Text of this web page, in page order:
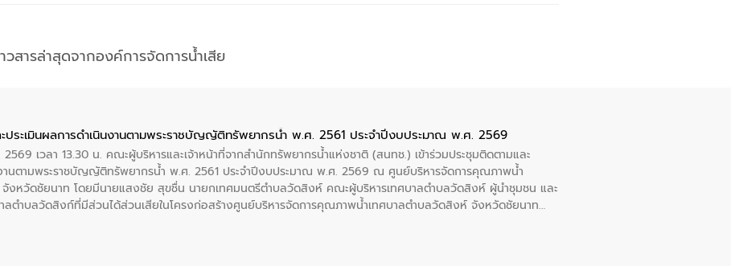
วสารล่าสุดจากองค์การจัดการน้ำเสีย
ประเมินผลการดำเนินงานตามพระราชบัญญัติทรัพยากรน้ำ พ.ศ. 2561 ประจำปีงบประมาณ พ.ศ. 2569
เวลา 13.30 น. คณะผู้บริหารและเจ้าหน้าที่จากสำนักทรัพยากรน้ำแห่งชาติ (สนทช.) เข้าร่วมประชุมติดตามและ
งานตามพระราชบัญญัติทรัพยากรน้ำ พ.ศ. 2561 ประจำปีงบประมาณ พ.ศ. 2569 ณ ศูนย์บริหารจัดการคุณภาพน้ำ
งหวัดชัยนาท โดยมีนายแสงชัย สุขชื่น นายกเทศมนตรีตำบลวัดสิงห์ คณะผู้บริหารเทศบาลตำบลวัดสิงห์ ผู้นำชุมชน และ
ลตำบลวัดสิงก์ที่มีส่วนได้ส่วนเสียในโครงก่อสร้างศูนย์บริหารจัดการคุณภาพน้ำเทศบาลตำบลวัดสิงห์ จังหวัดชัยนาท